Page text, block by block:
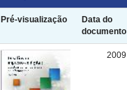
Pré-visualização
Data do
documento
2009